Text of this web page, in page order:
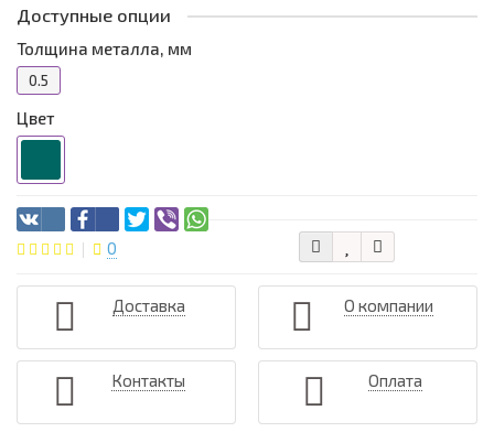
Доступные опции
Толщина металла, мм
0.5
Цвет
0
Доставка О компании
Контакты Оплата